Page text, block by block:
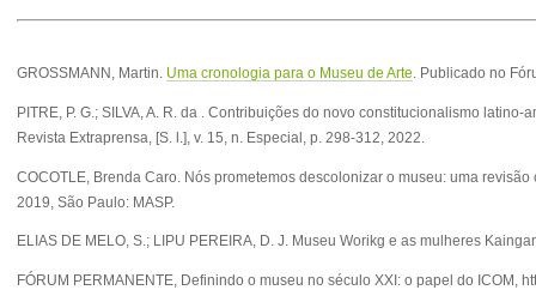
GROSSMANN, Martin. Uma cronologia para o Museu de Arte . Publicado no
PITRE, P. G.; SILVA, A. R. da . Contribuições do novo constitucionalismo
Revista Extraprensa, [S. l.], v. 15, n. Especial, p. 298-312, 2022.
COCOTLE, Brenda Caro. Nós prometemos descolonizar o museu: uma
2019, São Paulo: MASP.
ELIAS DE MELO, S.; LIPU PEREIRA, D. J. Museu Worikg e as mulheres
FÓRUM PERMANENTE, Definindo o museu no século XXI: o papel do